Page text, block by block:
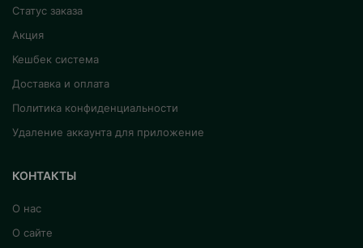
Статус заказа
Акция
Кешбек система
Доставка и оплата
Политика конфиденциальности
Удаление аккаунта для приложение
КОНТАКТЫ
О нас
О сайте